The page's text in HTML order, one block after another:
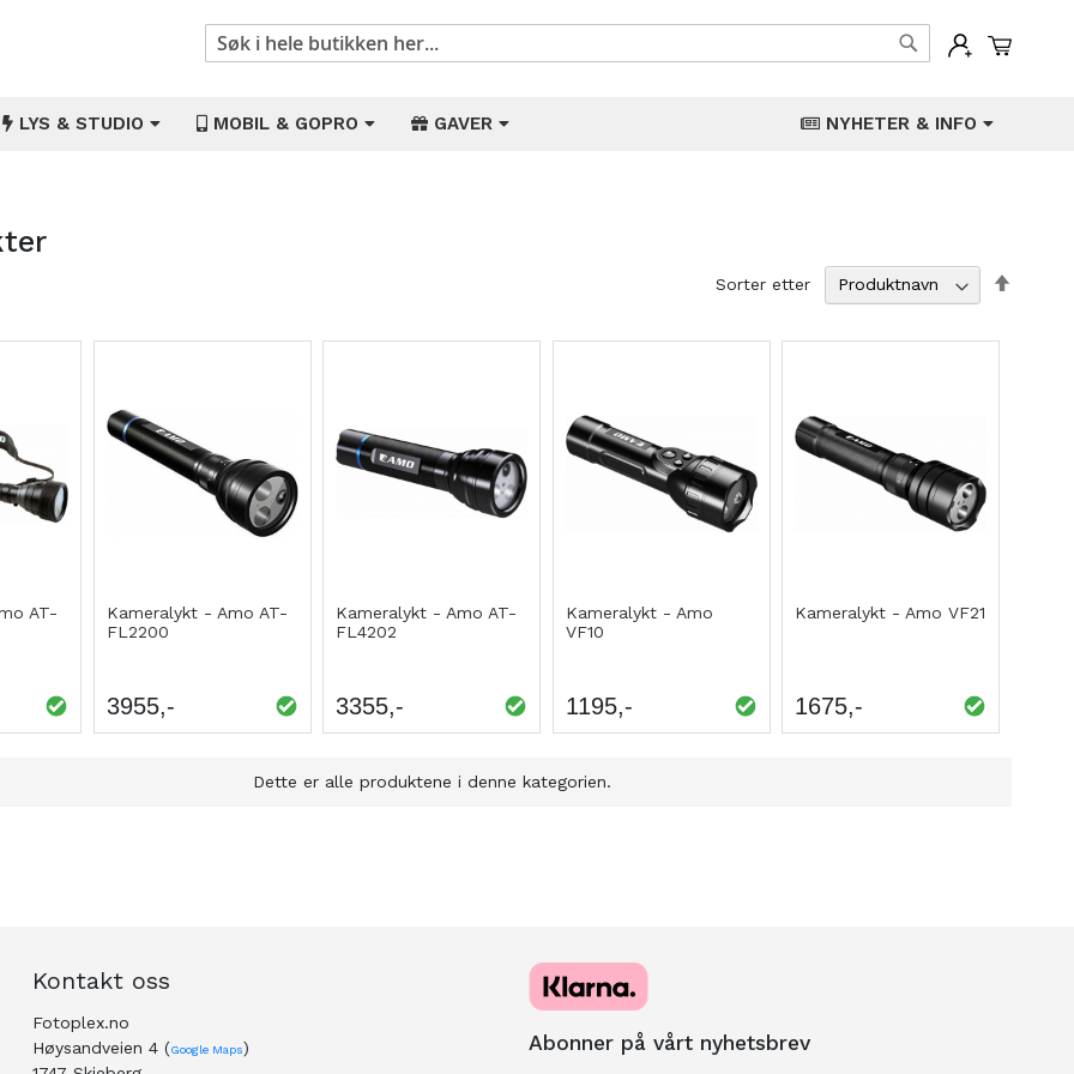
Min
Søk
LYS & STUDIO MOBIL & GOPRO GAVER NYHETER & INFO
Sorter etter
AT-
Kameralykt - Amo AT-
FL2200
3955
Kameralykt - Amo AT-
FL4202
3355
Kameralykt - Amo
VF10
1195
Kameralykt - Amo VF21
1675
Dette er alle produktene i denne kategorien.
Kontakt oss
Fotoplex.no
Høysandveien 4 (Google Maps)
Abonner på vårt nyhetsbrev